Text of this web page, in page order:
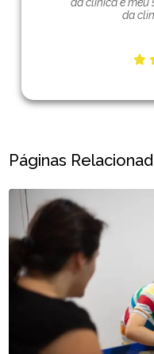
da
Páginas